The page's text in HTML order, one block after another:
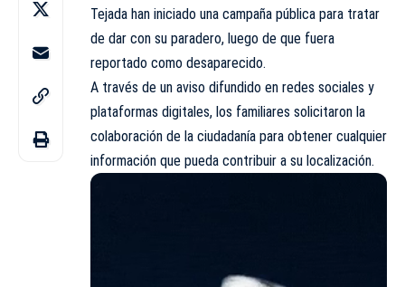
Tejada han iniciado una campaña pública para tratar
de dar con su paradero, luego de que fuera
reportado como desaparecido.
A través de un aviso difundido en redes sociales y
plataformas digitales, los familiares solicitaron la
colaboración de la ciudadanía para obtener cualquier
información que pueda contribuir a su localización.